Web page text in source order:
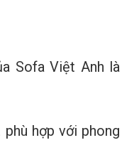
Sofa Việt Anh là
hợp với phong